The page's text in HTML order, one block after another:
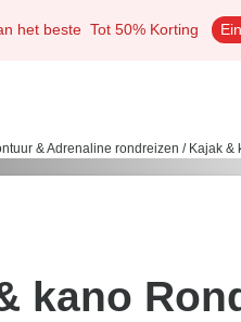
het beste Tot 50% Korting
& Adrenaline rondreizen / Kajak &
kano